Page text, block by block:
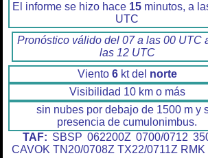
El informe se hizo hace 15minutos, a
UTC
Pronóstico válido del 07 a las 00 UTC
las 12 UTC
Viento 6kt del norte
Visibilidad 10 km o más
sin nubes por debajo de 1500 m y
presencia de cumulonimbus.
TAF: SBSP 062200Z 0700/0712
CAVOK TN20/0708Z TX22/0711Z RMK